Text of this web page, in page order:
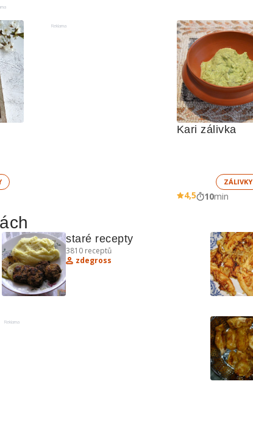
Reklama
Kari zálivka
ZÁLIVKY
4,5 10min
staré recepty
3810 receptů
zdegross
Reklama